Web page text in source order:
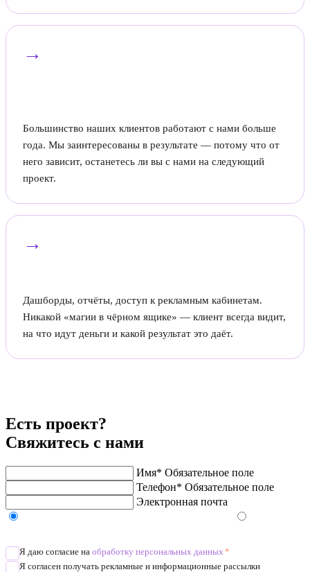
→
Большинство наших клиентов работают с нами больше
года. Мы заинтересованы в результате — потому что от
него зависит, останетесь ли вы с нами на следующий
проект.
→
Дашборды, отчёты, доступ к рекламным кабинетам.
Никакой «магии в чёрном ящике» — клиент всегда видит,
на что идут деньги и какой результат это даёт.
Есть проект?
Свяжитесь с нами
Имя* Обязательное поле
Телефон* Обязательное поле
Электронная почта
Я даю согласие на обработку персональных данных *
Я согласен получать рекламные и информационные рассылки